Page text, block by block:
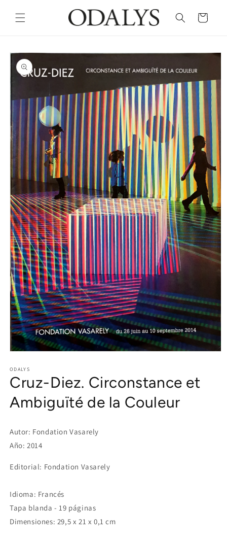
content
Cart
Skip to
product
information
1
in
modal
ODALYS
Cruz-Diez. Circonstance et
Ambiguïté de la Couleur
Autor: Fondation Vasarely
Año: 2014
Editorial: Fondation Vasarely
Idioma: Francés
Tapa blanda - 19 páginas
Dimensiones: 29,5 x 21 x 0,1 cm